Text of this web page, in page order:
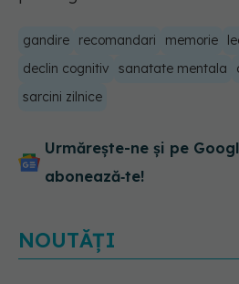
gandire recomandari memorie
declin cognitiv
sanatate mentala
sarcini zilnice
Urmărește-ne și pe
abonează‑te!
NOUTĂȚI